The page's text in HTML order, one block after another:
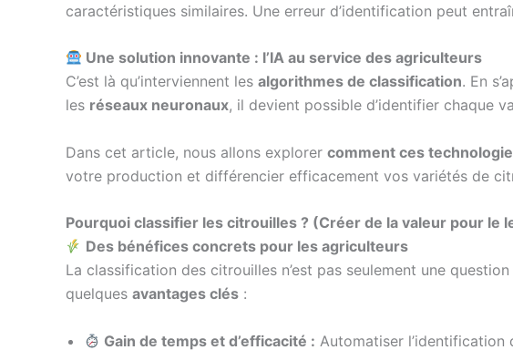
caractéristiques similaires. Une erreur d’identification peut
Une solution innovante : l’IA au service des agriculteurs
C’est là qu’interviennent les algorithmes de classification. En
les réseaux neuronaux, il devient possible d’identifier chaque
Dans cet article, nous allons explorer comment ces
votre production et différencier efficacement vos variétés de
Pourquoi classifier les citrouilles ? (Créer de la valeur pour le
Des bénéfices concrets pour les agriculteurs
La classification des citrouilles n’est pas seulement une
quelques avantages clés :
Gain de temps et d’efficacité : Automatiser